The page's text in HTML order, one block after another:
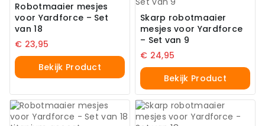
Robotmaaier mesjes
voor Yardforce – Set
van 18
€ 23,95
Bekijk Product
Skarp robotmaaier
mesjes voor Yardforce
– Set van 9
€ 24,95
Bekijk Product